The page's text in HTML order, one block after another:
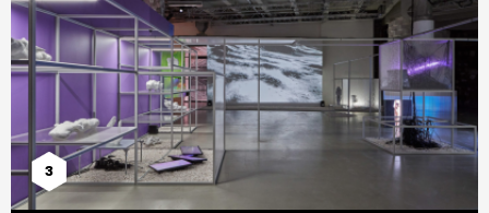
3